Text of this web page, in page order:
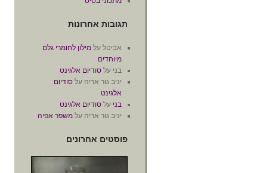
תגובות אחרונות
אביטל על מילון לחומרי גלם
מיוחדים
בני על סודיום אלגינט
יניב גור אריה על סודיום
אלגינט
בני על סודיום אלגינט
יניב גור אריה על משפר אפיה
פוסטים אחרונים